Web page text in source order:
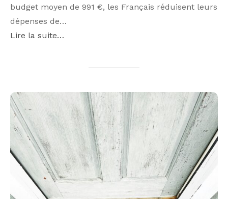
budget moyen de 991 €, les Français réduisent leurs
dépenses de…
Lire la suite…